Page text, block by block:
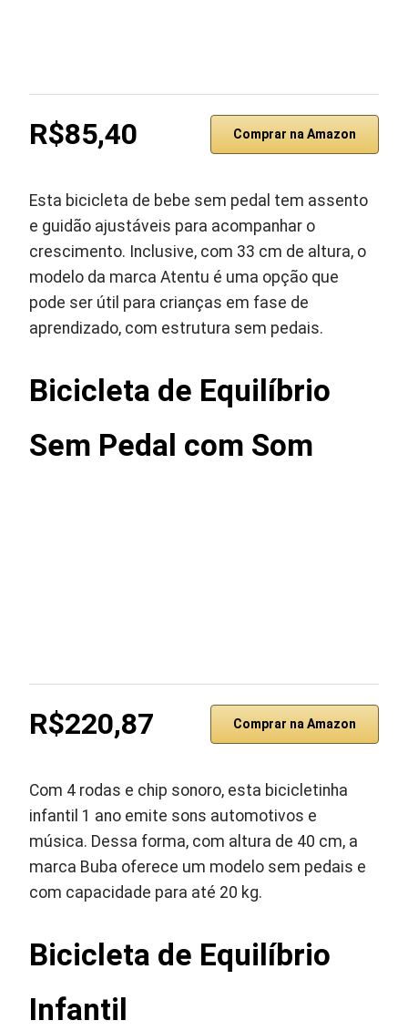
R$85,40 Comprar na Amazon
Esta bicicleta de bebe sem pedal tem assento
e guidão ajustáveis para acompanhar o
crescimento. Inclusive, com 33 cm de altura, o
modelo da marca Atentu é uma opção que
pode ser útil para crianças em fase de
aprendizado, com estrutura sem pedais.
Bicicleta de Equilíbrio
Sem Pedal com Som
R$220,87 Comprar na Amazon
Com 4 rodas e chip sonoro, esta bicicletinha
infantil 1 ano emite sons automotivos e
música. Dessa forma, com altura de 40 cm, a
marca Buba oferece um modelo sem pedais e
com capacidade para até 20 kg.
Bicicleta de Equilíbrio
Infantil